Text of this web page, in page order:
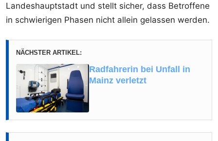
Landeshauptstadt und stellt sicher, dass Betroffene
in schwierigen Phasen nicht allein gelassen werden.
NÄCHSTER ARTIKEL:
Radfahrerin bei Unfall in
Mainz verletzt